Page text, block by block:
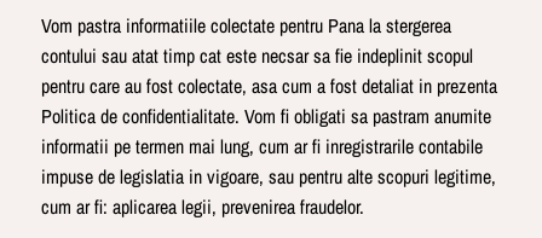
Vom pastra informatiile colectate pentru Pana la stergerea
contului sau atat timp cat este necsar sa fie indeplinit scopul
pentru care au fost colectate, asa cum a fost detaliat in prezenta
Politica de confidentialitate. Vom fi obligati sa pastram anumite
informatii pe termen mai lung, cum ar fi inregistrarile contabile
impuse de legislatia in vigoare, sau pentru alte scopuri legitime,
cum ar fi: aplicarea legii, prevenirea fraudelor.